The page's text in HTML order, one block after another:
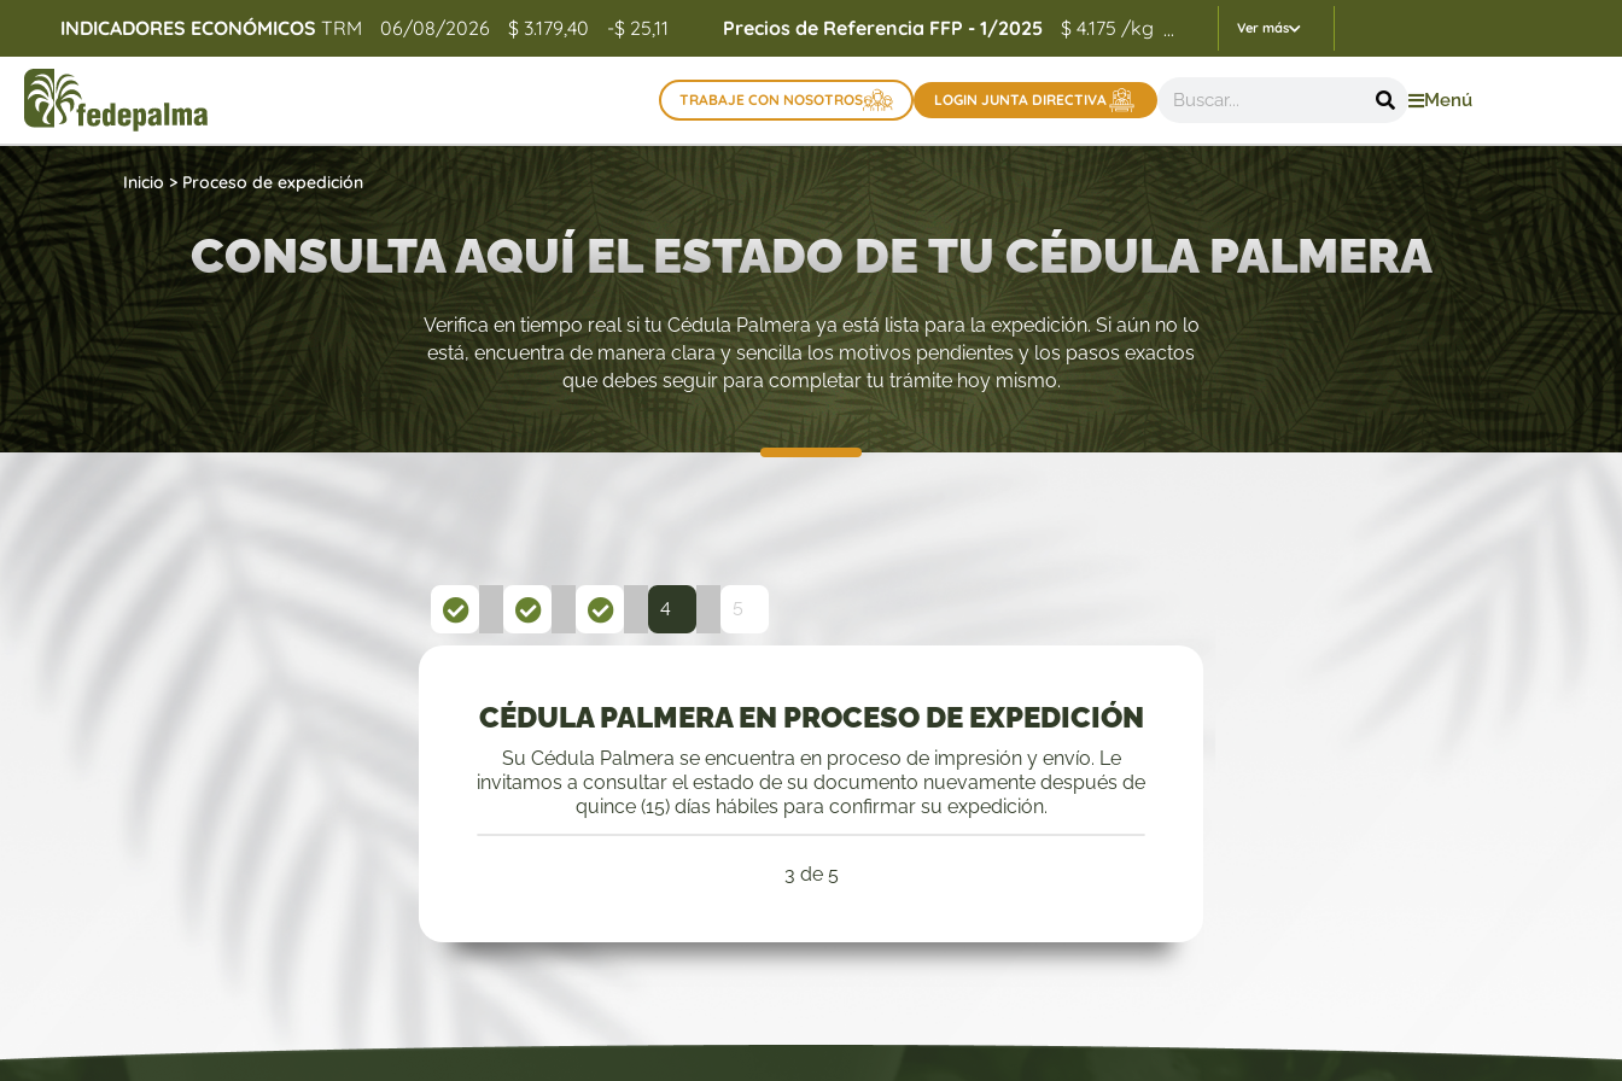
INDICADORES ECONÓMICOS TRM 06/08/2026 $ 3.179,40 -$ 25,11 Precios de Referencia FFP - 1/2025 $ 4.175 /kg Indicadores Precios de Referencia FEP - 05/
... Ver más
TRABAJE CON NOSOTROS LOGIN JUNTA DIRECTIVA Menú
Inicio > Proceso de expedición
CONSULTA AQUÍ EL ESTADO DE TU CÉDULA PALMERA
Verifica en tiempo real si tu Cédula Palmera ya está lista para la expedición. Si aún no lo
está, encuentra de manera clara y sencilla los motivos pendientes y los pasos exactos
que debes seguir para completar tu trámite hoy mismo.
4 5
CÉDULA PALMERA EN PROCESO DE EXPEDICIÓN
Su Cédula Palmera se encuentra en proceso de impresión y envío. Le
invitamos a consultar el estado de su documento nuevamente después de
quince (15) días hábiles para confirmar su expedición.
3 de 5